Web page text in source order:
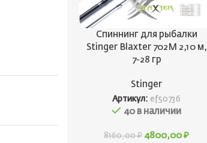
Спиннинг для рыбалки
Stinger Blaxter 702M 2,10 м,
7-28 гр
Stinger
Артикул:ef50736
40 в наличии
8160,00₽ 4800,00₽